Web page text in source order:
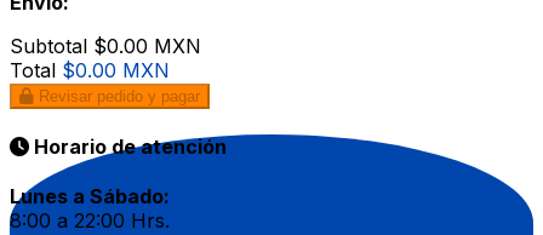
Subtotal $0.00 MXN
Total $0.00 MXN
Revisar pedido y pagar
Horario de atención
Lunes a Sábado:
8:00 a 22:00 Hrs.